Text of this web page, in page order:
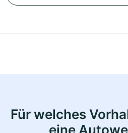
Für welches
eine